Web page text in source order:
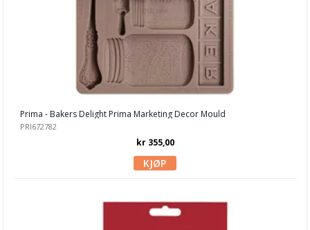
Prima - Bakers Delight Prima Marketing Decor Mould
PRI672782
kr 355,00